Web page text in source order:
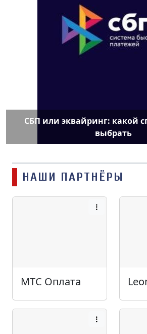
СБП или эквайринг: какой
выбрать
НАШИ ПАРТНЁРЫ
МТС Оплата